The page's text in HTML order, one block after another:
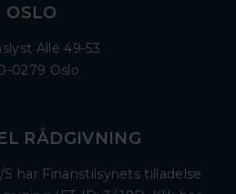
OSLO
Allé 49-53
0279 Oslo
RÅDGIVNING
har Finanstilsynets tilladelse